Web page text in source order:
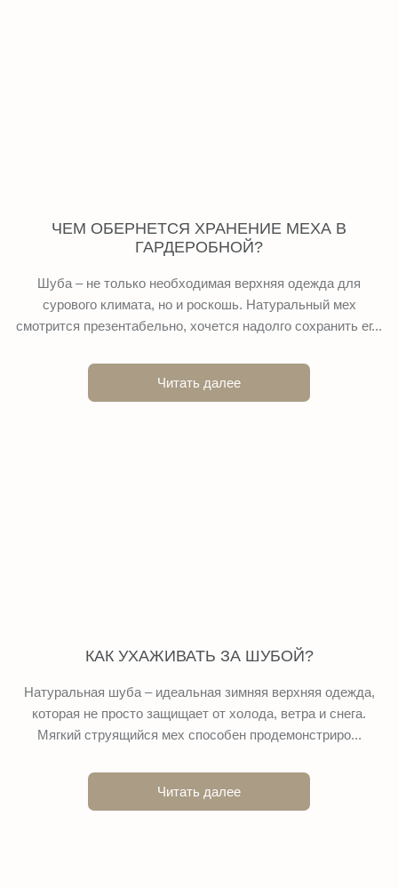
ЧЕМ ОБЕРНЕТСЯ ХРАНЕНИЕ МЕХА В
ГАРДЕРОБНОЙ?
Шуба – не только необходимая верхняя одежда для
сурового климата, но и роскошь. Натуральный мех
смотрится презентабельно, хочется надолго сохранить ег...
Читать далее
КАК УХАЖИВАТЬ ЗА ШУБОЙ?
Натуральная шуба – идеальная зимняя верхняя одежда,
которая не просто защищает от холода, ветра и снега.
Мягкий струящийся мех способен продемонстриро...
Читать далее